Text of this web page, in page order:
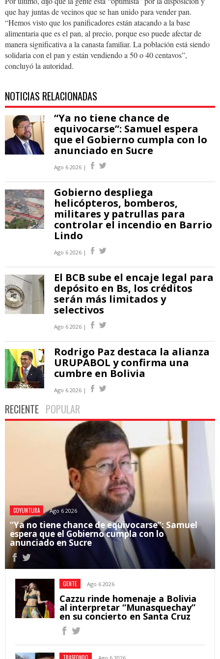
que hay juntas de vecinos que se han unido para vender pan.
“Hemos visto que los panificadores están atacando a la base
alimentaria que es el pan, al precio, porque eso puede afectar de
manera significativa a la canasta familiar. La población está siendo
solidaria con el pan y están vendiendo a 50 o 40 centavos”,
concluyó la autoridad.
NOTICIAS RELACIONADAS
“Ya no tiene chance de
equivocarse”: Samuel espera
que el Gobierno cumpla con lo
anunciado en Sucre
Ago 6 2026 |
Gobierno despliega
helicópteros, bomberos,
militares y patrullas para
controlar el incendio en Barrio
Lindo
Ago 6 2026 |
El BCB sube el encaje legal para
depósito en Bs, los créditos
serán más limitados y
selectivos
Ago 6 2026 |
Rodrigo Paz destaca la alianza
URUPABOL y confirma una
cumbre en Bolivia
Ago 6 2026 |
RECIENTE POPULAR
COYUNTURA Ago 6 2026
“Ya no tiene chance de equivocarse”: Samuel
espera que el Gobierno cumpla con lo
anunciado en Sucre
GENTE Ago 6 2026
Cazzu rinde homenaje a Bolivia
al interpretar “Munasquechay”
en su concierto en Santa Cruz
TRASFONDO Ago 6 2026